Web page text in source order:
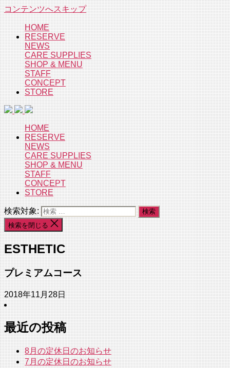
コンテンツへスキップ
HOME
RESERVE
NEWS
CARE SUPPLIES
SHOP & MENU
STAFF
CONCEPT
STORE
HOME
RESERVE
NEWS
CARE SUPPLIES
SHOP & MENU
STAFF
CONCEPT
STORE
検索対象:
検索を閉じる
ESTHETIC
プレミアムコース
2018年11月28日
最近の投稿
8月の定休日のお知らせ
7月の定休日のお知らせ